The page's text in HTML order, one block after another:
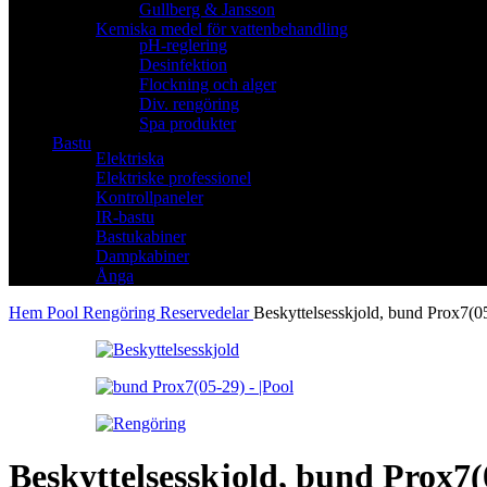
Gullberg & Jansson
Kemiska medel för vattenbehandling
pH-reglering
Desinfektion
Flockning och alger
Div. rengöring
Spa produkter
Bastu
Elektriska
Elektriske professionel
Kontrollpaneler
IR-bastu
Bastukabiner
Dampkabiner
Ånga
Hem Pool Rengöring ReservedelarBeskyttelsesskjold, bund
Beskyttelsesskjold, bund